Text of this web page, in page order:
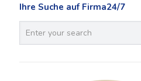
Ihre Suche auf Firma24/7